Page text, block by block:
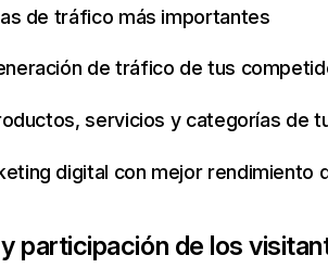
de tráfico más importantes
de tráfico de tus
servicios y categorías de
digital con mejor rendimiento
participación de los